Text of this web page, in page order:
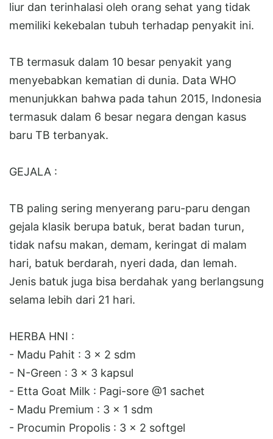
liur dan terinhalasi oleh orang sehat yang tidak
memiliki kekebalan tubuh terhadap penyakit ini.
TB termasuk dalam 10 besar penyakit yang
menyebabkan kematian di dunia. Data WHO
menunjukkan bahwa pada tahun 2015, Indonesia
termasuk dalam 6 besar negara dengan kasus
baru TB terbanyak.
GEJALA :
TB paling sering menyerang paru-paru dengan
gejala klasik berupa batuk, berat badan turun,
tidak nafsu makan, demam, keringat di malam
hari, batuk berdarah, nyeri dada, dan lemah.
Jenis batuk juga bisa berdahak yang berlangsung
selama lebih dari 21 hari.
HERBA HNI :
- Madu Pahit : 3 x 2 sdm
- N-Green : 3 x 3 kapsul
- Etta Goat Milk : Pagi-sore @1 sachet
- Madu Premium : 3 x 1 sdm
- Procumin Propolis : 3 x 2 softgel